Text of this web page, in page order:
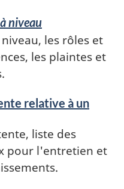
niveau
les rôles et
les plaintes et
relative à un
liste des
pour l'entretien et